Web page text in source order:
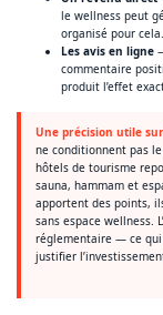
le wellness peut
organisé pour cela.
Les avis en ligne
commentaire
produit l’effet
Une précision utile
ne conditionnent pas le
hôtels de tourisme
sauna, hammam et
apportent des points,
sans espace wellness.
réglementaire — ce qui
justifier